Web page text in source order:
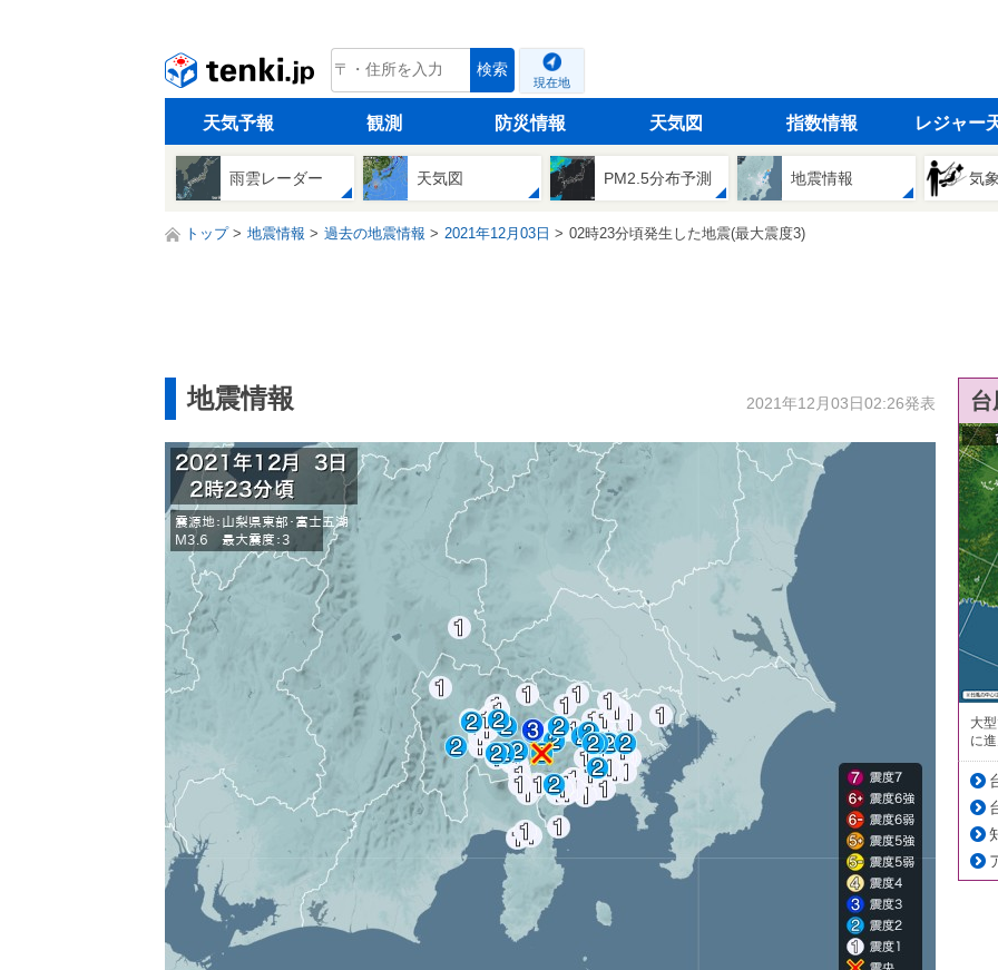
tenki.jp 検索
現在地
天気予報 観測 防災情報 天気図 指数情報 レジャー
雨雲レーダー 天気図 PM2.5分布予測 地震情報 気
トップ 地震情報 過去の地震情報 2021年12月03日 02時23分頃発生した地震(最大震度3)
地震情報 2021年12月03日02:26発表
大
に